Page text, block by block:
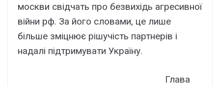
москви свідчать про безвихідь агресивної
війни рф. За його словами, це лише
більше зміцнює рішучість партнерів і
надалі підтримувати Україну.
Глава